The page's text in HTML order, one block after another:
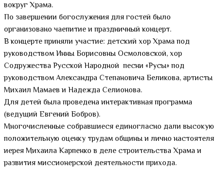
вокруг Храма.
По завершении богослужения для гостей было
организовано чаепитие и праздничный концерт.
В концерте приняли участие: детский хор Храма под
руководством Инны Борисовны Осмоловской, хор
Содружества Русской Народной песни «Русы» под
руководством Александра Степановича Беликова, артисты
Михаил Мамаев и Надежда Селионова.
Для детей была проведена интерактивная программа
(ведущий Евгений Бобров).
Многочисленные собравшиеся единогласно дали высокую
положительную оценку трудам общины и лично настоятеля
иерея Михаила Карпенко в деле строительства Храма и
развития миссионерской деятельности прихода.